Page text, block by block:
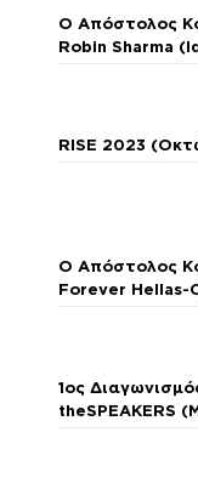
Ο Απόστολος
Robin Sharma
RISE 2023
Ο Απόστολος
Forever Hellas-
1ος
theSPEAKERS